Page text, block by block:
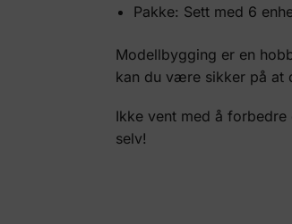
Pakke: Sett med 6
Modellbygging er en
kan du være sikker på at
Ikke vent med å
selv!